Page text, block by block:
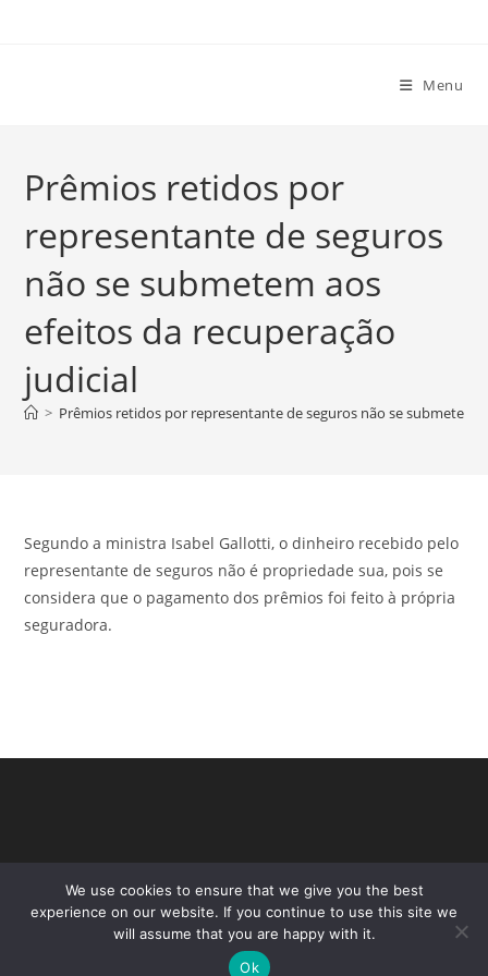
Menu
Prêmios retidos por
representante de seguros
não se submetem aos
efeitos da recuperação
judicial
> Prêmios retidos por representante de seguros não se submetem
Segundo a ministra Isabel Gallotti, o dinheiro recebido pelo
representante de seguros não é propriedade sua, pois se
considera que o pagamento dos prêmios foi feito à própria
seguradora.
We use cookies to ensure that we give you the best
experience on our website. If you continue to use this site we
will assume that you are happy with it.
Ok